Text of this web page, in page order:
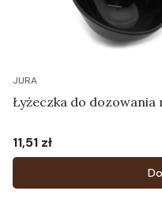
JURA
Łyżeczka do dozowania
Cena
11,51 zł